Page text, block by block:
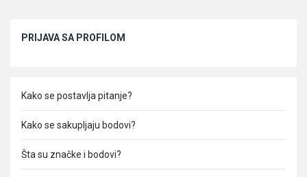
PRIJAVA SA PROFILOM
Kako se postavlja pitanje?
Kako se sakupljaju bodovi?
Šta su značke i bodovi?